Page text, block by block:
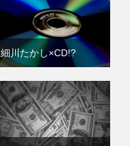
細川たかし×CD!?